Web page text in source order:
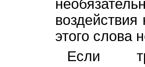
этого слова
Если